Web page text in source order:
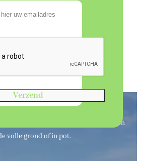
Verzend
dan 50 jaar uw leverancier van bos en
volle grond of in pot.